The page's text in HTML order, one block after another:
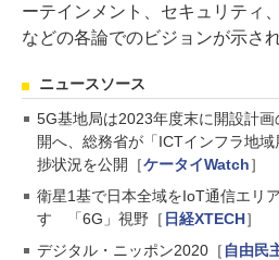
ーテインメント、セキュリティ
などの各論でのビジョンが示さ
ニュースソース
5G基地局は2023年度末に開設計
開へ、総務省が「ICTインフラ地
捗状況を公開［ケータイWatch］
衛星1基で日本全域をIoT通信エリ
す 「6G」視野［ 日経XTECH］
デジタル・ニッポン2020［ 自由民